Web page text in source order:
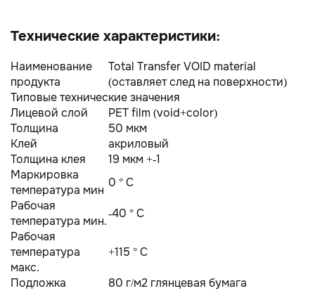
Технические характеристики:
Наименование
продукта
Total Transfer VOID material
(оставляет след на поверхности)
Типовые технические значения
Лицевой слой
PET film (void+color)
Толщина
50 мкм
Клей
акриловый
Толщина клея
19 мкм +-1
Маркировка
температура мин
0 ° C
Рабочая
температура мин.
-40 ° С
Рабочая
температура
макс.
+115 ° C
Подложка 80 г/м2 глянцевая бумага